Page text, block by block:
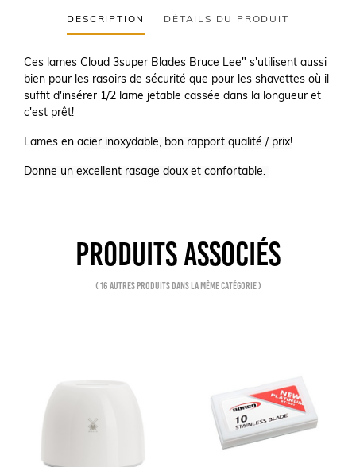
DESCRIPTION DÉTAILS DU PRODUIT
Ces lames Cloud 3super Blades Bruce Lee" s'utilisent aussi
bien pour les rasoirs de sécurité que pour les shavettes où il
suffit d'insérer 1/2 lame jetable cassée dans la longueur et
c'est prêt!
Lames en acier inoxydable, bon rapport qualité / prix!
Donne un excellent rasage doux et confortable.
PRODUITS ASSOCIÉS
( 16 autres produits dans la même catégorie )